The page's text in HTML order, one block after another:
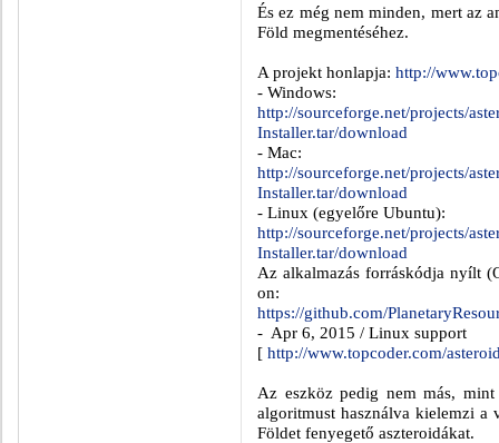
És ez még nem minden, mert az
Föld megmentéséhez.
A projekt honlapja: http://
- Windows:
http://sourceforge.net/projects/
Installer.tar/download
- Mac:
http://sourceforge.net/projects/
Installer.tar/download
- Linux (egyelőre Ubuntu):
http://sourceforge.net/projects/
Installer.tar/download
Az alkalmazás forráskódja nyílt
on:
https://github.com/
- Apr 6, 2015 / Linux support
[ http://www.topcoder.com/
Az eszköz pedig nem más,
algoritmust használva kielemzi a
Földet fenyegető aszteroidákat.